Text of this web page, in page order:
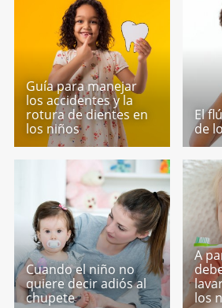
Guía para manejar
los accidentes y la
rotura de dientes en
los niños
El
de
Cuando el niño no
quiere decir adiós al
chupete
A
los